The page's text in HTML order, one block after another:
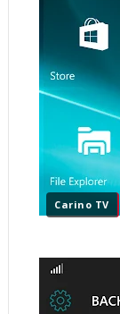
Carino TV